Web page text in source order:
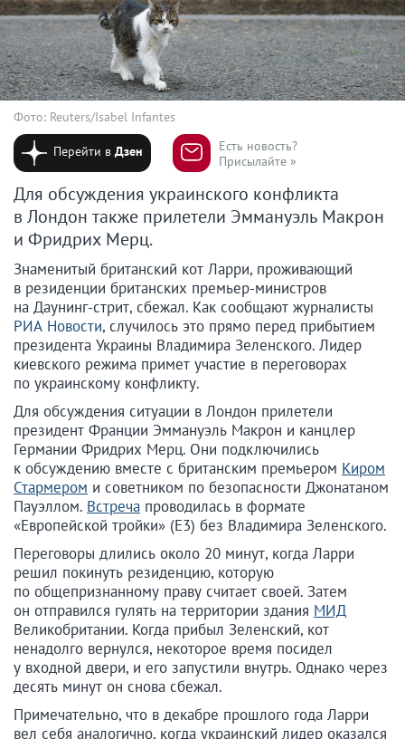
Фото: Reuters/Isabel Infantes
Перейти вДзен
Есть новость?
Присылайте »
Для обсуждения украинского конфликта
в Лондон также прилетели Эммануэль Макрон
и Фридрих Мерц.
Знаменитый британский кот Ларри, проживающий
в резиденции британских премьер-министров
на Даунинг-стрит, сбежал. Как сообщают журналисты
РИА Новости, случилось это прямо перед прибытием
президента Украины Владимира Зеленского. Лидер
киевского режима примет участие в переговорах
по украинскому конфликту.
Для обсуждения ситуации в Лондон прилетели
президент Франции Эммануэль Макрон и канцлер
Германии Фридрих Мерц. Они подключились
к обсуждению вместе с британским премьером Киром
Стармером и советником по безопасности Джонатаном
Пауэллом. Встреча проводилась в формате
«Европейской тройки» (Е3) без Владимира Зеленского.
Переговоры длились около 20 минут, когда Ларри
решил покинуть резиденцию, которую
по общепризнанному праву считает своей. Затем
он отправился гулять на территории здания МИД
Великобритании. Когда прибыл Зеленский, кот
ненадолго вернулся, некоторое время посидел
у входной двери, и его запустили внутрь. Однако через
десять минут он снова сбежал.
Примечательно, что в декабре прошлого года Ларри
вел себя аналогично, когда украинский лидер оказался